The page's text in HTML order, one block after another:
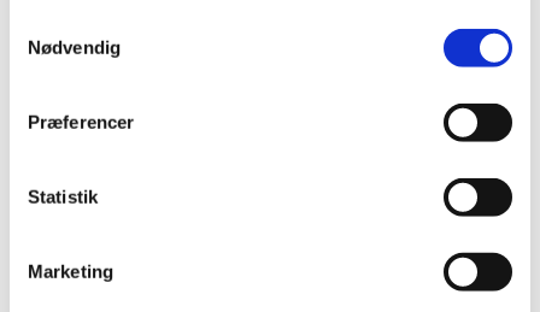
Nødvendig
Præferencer
Statistik
Marketing